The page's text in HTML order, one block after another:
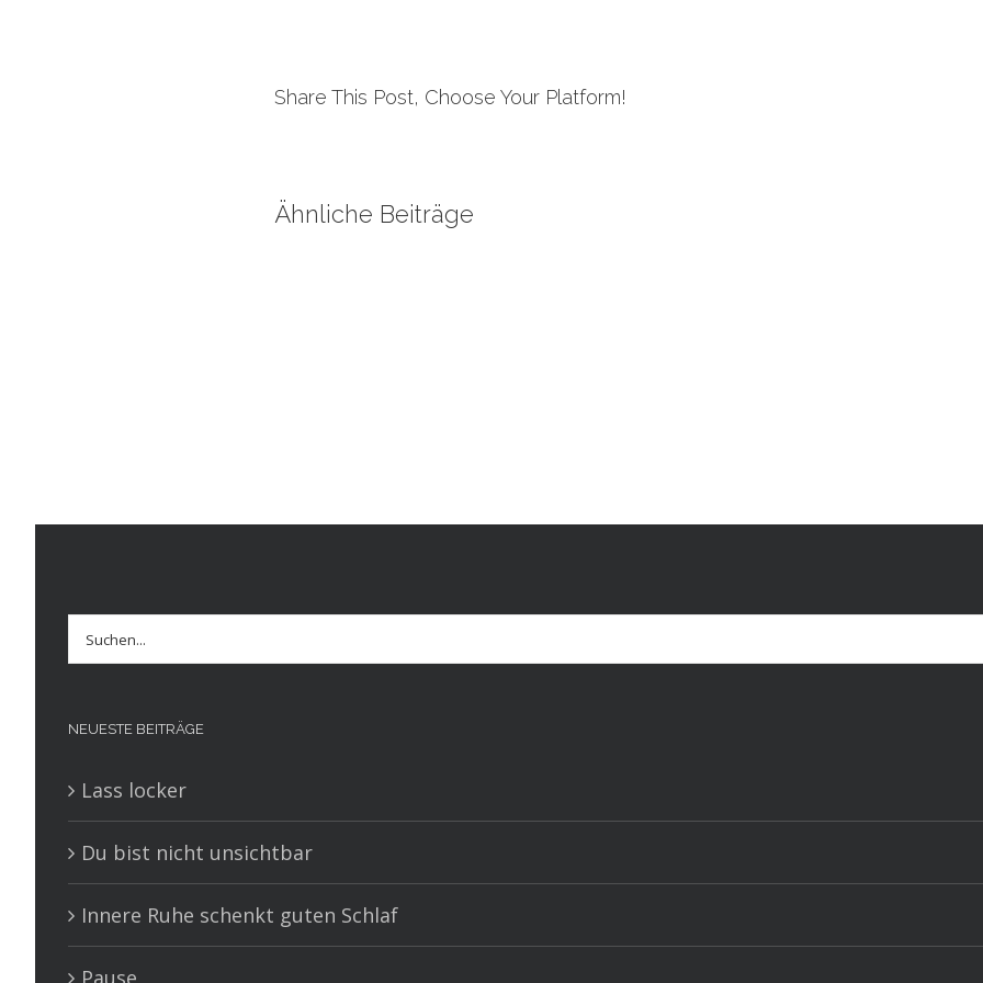
Share This Post, Choose Your Platform!
Ähnliche Beiträge
Suche
nach:
NEUESTE BEITRÄGE
Lass locker
Du bist nicht unsichtbar
Innere Ruhe schenkt guten Schlaf
Pause